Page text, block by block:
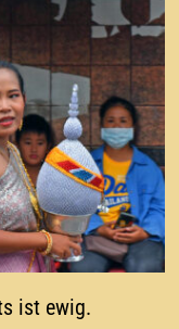
ist ewig.